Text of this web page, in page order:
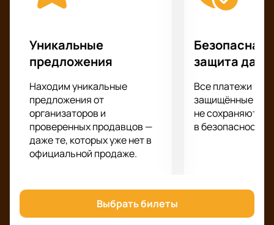
Уникальные
предложения
Находим уникальные
предложения от
организаторов и
проверенных продавцов —
даже те, которых уже нет в
официальной продаже.
Безопасная
защита
Все платежи
защищённые
не сохраняются
в безопасности.
Выбрать билеты